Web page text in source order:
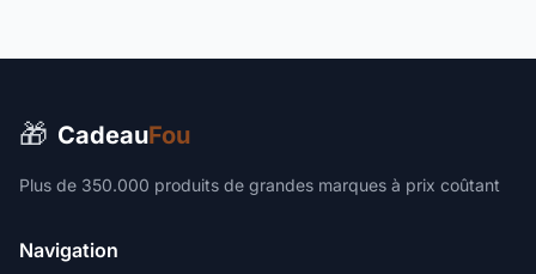
🎁 CadeauFou
Plus de 350.000 produits de grandes marques à prix coûtant
Navigation